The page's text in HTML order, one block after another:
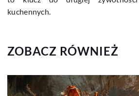
kuchennych.
ZOBACZ RÓWNIEŻ